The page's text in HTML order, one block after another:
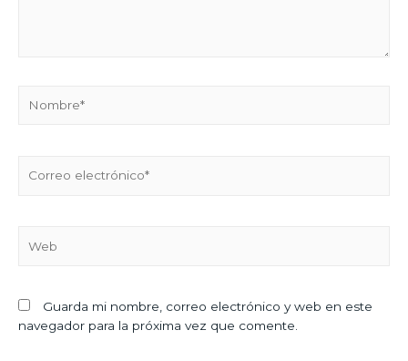
Guarda mi nombre, correo electrónico y web en este
navegador para la próxima vez que comente.